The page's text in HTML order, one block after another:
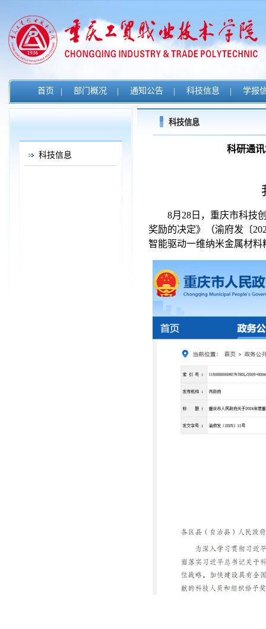
首页 | 部门概况 | 通知公告 | 科技信息 | 学报
科技信息
科技信息
科研通
8月 28日，重庆市科技
奖励的决定》（渝府发〔
智能驱动一维纳米金属材